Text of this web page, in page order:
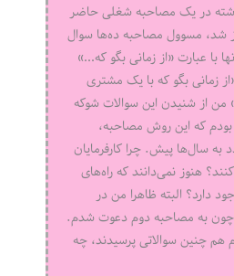
در یک مصاحبه شغلی حاضر
شد، مسوول مصاحبه ده‌ها سوال
با عبارت «از زمانی بگو که…»
زمانی بگو که با یک مشتری
از شنیدن این سوالات شوکه
که این روش مصاحبه،
به سال‌ها پیش. چرا کارفرمایان
هنوز نمی‌دانند که راه‌های
دارد؟ البته ظاهرا من در
چون به مصاحبه دوم دعوت شدم.
هم چنین سوالاتی پرسیدند، چه